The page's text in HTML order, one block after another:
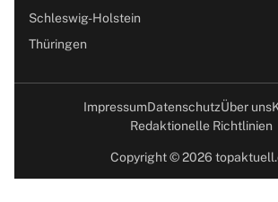
Schleswig-Holstein
Thüringen
ImpressumDatenschutzÜber uns
Redaktionelle Richtlinien
Copyright © 2026